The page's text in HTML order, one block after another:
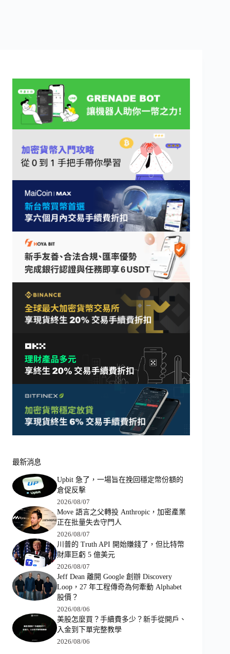
最新消息
Upbit 急了，一場旨在挽回穩定幣份額的
倉促反擊
2026/08/07
Move 語言之父轉投 Anthropic，加密產業
正在批量失去守門人
2026/08/07
川普的 Truth API 開始賺錢了，但比特幣
財庫巨虧 5 億美元
2026/08/07
Jeff Dean 離開 Google 創辦 Discovery
Loop，27 年工程傳奇為何牽動 Alphabet
股價？
2026/08/06
美股怎麼買？手續費多少？新手從開戶、
入金到下單完整教學
2026/08/06